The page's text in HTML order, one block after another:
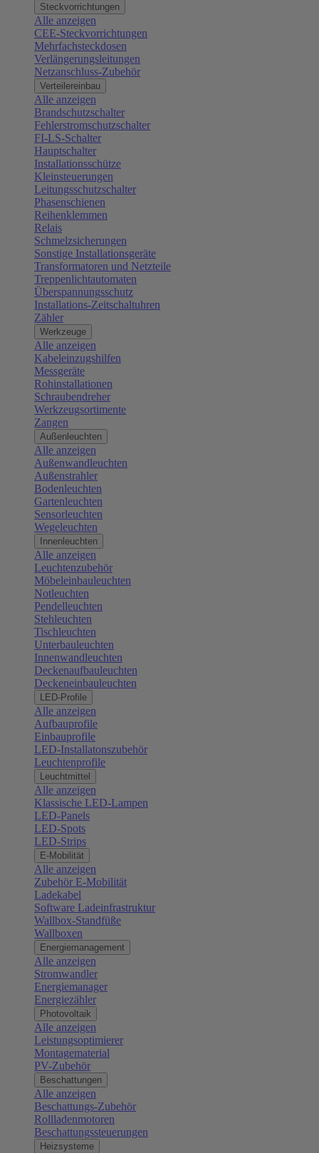
Steckvorrichtungen
Alle anzeigen
CEE-Steckvorrichtungen
Mehrfachsteckdosen
Verlängerungsleitungen
Netzanschluss-Zubehör
Verteilereinbau
Alle anzeigen
Brandschutzschalter
Fehlerstromschutzschalter
FI-LS-Schalter
Hauptschalter
Installationsschütze
Kleinsteuerungen
Leitungsschutzschalter
Phasenschienen
Reihenklemmen
Relais
Schmelzsicherungen
Sonstige Installationsgeräte
Transformatoren und Netzteile
Treppenlichtautomaten
Überspannungsschutz
Installations-Zeitschaltuhren
Zähler
Werkzeuge
Alle anzeigen
Kabeleinzugshilfen
Messgeräte
Rohinstallationen
Schraubendreher
Werkzeugsortimente
Zangen
Außenleuchten
Alle anzeigen
Außenwandleuchten
Außenstrahler
Bodenleuchten
Gartenleuchten
Sensorleuchten
Wegeleuchten
Innenleuchten
Alle anzeigen
Leuchtenzubehör
Möbeleinbauleuchten
Notleuchten
Pendelleuchten
Stehleuchten
Tischleuchten
Unterbauleuchten
Innenwandleuchten
Deckenaufbauleuchten
Deckeneinbauleuchten
LED-Profile
Alle anzeigen
Aufbauprofile
Einbauprofile
LED-Installatonszubehör
Leuchtenprofile
Leuchtmittel
Alle anzeigen
Klassische LED-Lampen
LED-Panels
LED-Spots
LED-Strips
E-Mobilität
Alle anzeigen
Zubehör E-Mobilität
Ladekabel
Software Ladeinfrastruktur
Wallbox-Standfüße
Wallboxen
Energiemanagement
Alle anzeigen
Stromwandler
Energiemanager
Energiezähler
Photovoltaik
Alle anzeigen
Leistungsoptimierer
Montagematerial
PV-Zubehör
Beschattungen
Alle anzeigen
Beschattungs-Zubehör
Rollladenmotoren
Beschattungssteuerungen
Heizsysteme